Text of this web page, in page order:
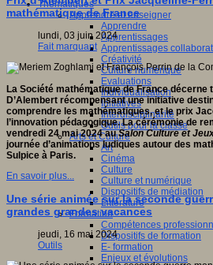
Thématiques
Apprendre et enseigner
Apprendre
Apprentissages
Apprentissages
Créativité
Culture numérique
Evaluations
Individualisation
Initiatives
Interdisciplinarité
Outils pour la classe
Arts et Culture
Art
Cinéma
Culture
Culture et numérique
Dispositifs de médiation
Littérature
Formation
Compétences
Dispositifs de formation
E- formation
Enjeux et évolutions
mathématique de France
lundi, 03 juin 2024
Fait marquant
La Société mathématique de France décerne
D’Alembert récompensant une initiative
comprendre les mathématiques, et le prix
l’innovation pédagogique. La cérémonie de
vendredi 24 mai 2024 auSalon Culture et
journée d’animations ludiques autour des
Sulpice à Paris.
En savoir plus...
Une série animée sur la seconde
grandes grandes vacances
jeudi, 16 mai 2024
Outils